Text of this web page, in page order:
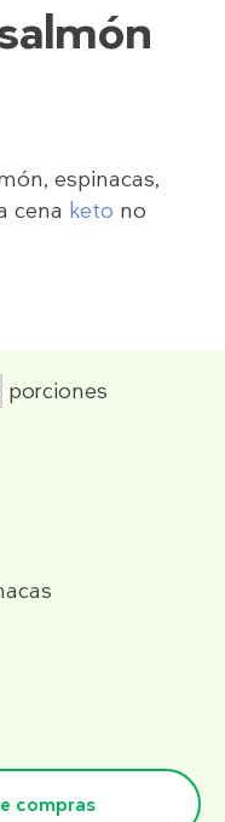
espinacas,
cena keto no
porciones
compras